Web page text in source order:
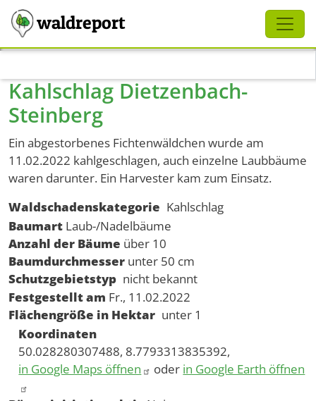
waldreport
Kahlschlag Dietzenbach-
Steinberg
Ein abgestorbenes Fichtenwäldchen wurde am
11.02.2022 kahlgeschlagen, auch einzelne Laubbäume
waren darunter. Ein Harvester kam zum Einsatz.
Waldschadenskategorie Kahlschlag
Baumart Laub-/Nadelbäume
Anzahl der Bäume über 10
Baumdurchmesser unter 50 cm
Schutzgebietstyp nicht bekannt
Festgestellt am Fr., 11.02.2022
Flächengröße in Hektar unter 1
Koordinaten
50.028280307488, 8.7793313835392,
in Google Maps öffnen
oder in Google Earth öffnen
Schliessen